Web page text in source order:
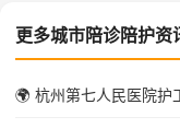
更多城市陪诊陪护资
🌍 杭州第七人民医院护